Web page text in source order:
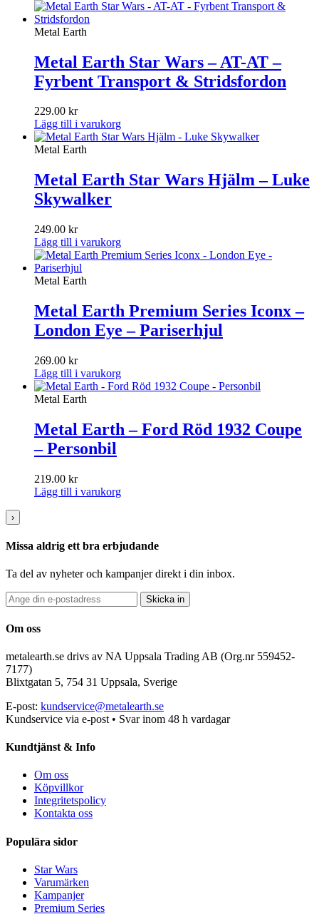
Metal Earth
Metal Earth Star Wars – AT-AT –
Fyrbent Transport & Stridsfordon
229.00 kr
Lägg till i varukorg
Metal Earth
Metal Earth Star Wars Hjälm – Luke
Skywalker
249.00 kr
Lägg till i varukorg
Metal Earth
Metal Earth Premium Series Iconx –
London Eye – Pariserhjul
269.00 kr
Lägg till i varukorg
Metal Earth
Metal Earth – Ford Röd 1932 Coupe
– Personbil
219.00 kr
Lägg till i varukorg
›
Missa aldrig ett bra erbjudande
Ta del av nyheter och kampanjer direkt i din inbox.
Skicka in
Om oss
metalearth.se drivs av NA Uppsala Trading AB (Org.nr 559452-
7177)
Blixtgatan 5, 754 31 Uppsala, Sverige
E-post: kundservice@metalearth.se
Kundservice via e-post • Svar inom 48 h vardagar
Kundtjänst & Info
Om oss
Köpvillkor
Integritetspolicy
Kontakta oss
Populära sidor
Star Wars
Varumärken
Kampanjer
Premium Series